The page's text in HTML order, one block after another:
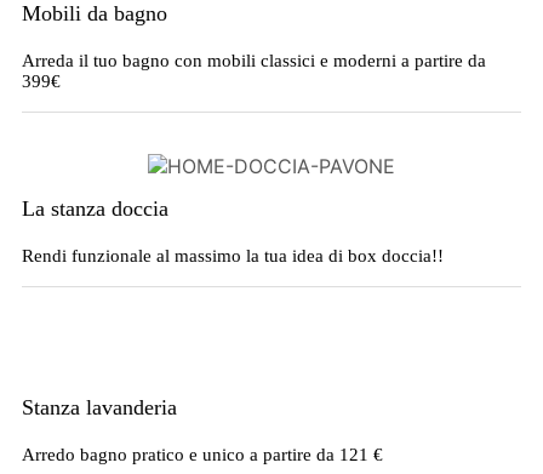
Mobili da bagno
Arreda il tuo bagno con mobili classici e moderni a partire da
399€
La stanza doccia
Rendi funzionale al massimo la tua idea di box doccia!!
Stanza lavanderia
Arredo bagno pratico e unico a partire da 121 €